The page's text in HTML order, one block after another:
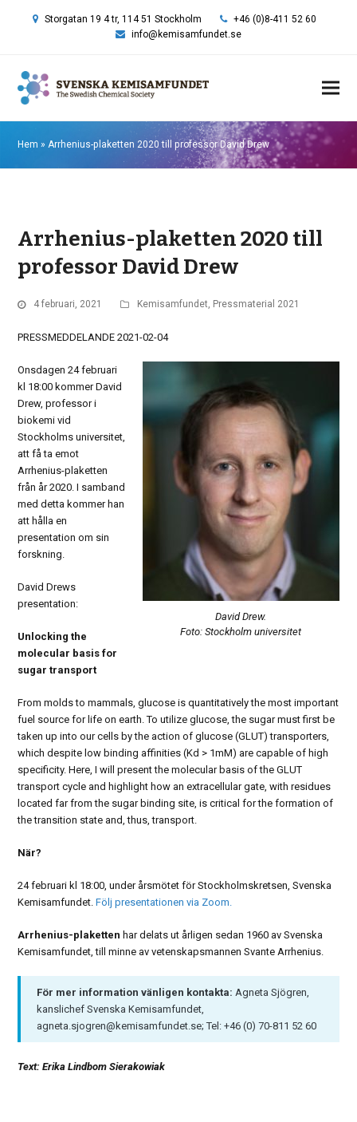
Storgatan 19 4 tr, 114 51 Stockholm
+46 (0)8-411 52 60
info@kemisamfundet.se
Hem »Arrhenius-plaketten 2020 till professor David Drew
Arrhenius-plaketten 2020 till
professor David Drew
4 februari, 2021 Kemisamfundet, Pressmaterial 2021
PRESSMEDDELANDE 2021-02-04
David Drew.
Foto: Stockholm universitet
Onsdagen 24 februari
kl 18:00 kommer David
Drew, professor i
biokemi vid
Stockholms universitet,
att få ta emot
Arrhenius-plaketten
från år 2020. I samband
med detta kommer han
att hålla en
presentation om sin
forskning.
David Drews
presentation:
Unlocking the
molecular basis for
sugar transport
From molds to mammals, glucose is quantitatively the most important
fuel source for life on earth. To utilize glucose, the sugar must first be
taken up into our cells by the action of glucose (GLUT) transporters,
which despite low binding affinities (Kd > 1mM) are capable of high
specificity. Here, I will present the molecular basis of the GLUT
transport cycle and highlight how an extracellular gate, with residues
located far from the sugar binding site, is critical for the formation of
the transition state and, thus, transport.
När?
24 februari kl 18:00, under årsmötet för Stockholmskretsen, Svenska
Kemisamfundet.Följ presentationen via Zoom.
Arrhenius-plaketten har delats ut årligen sedan 1960 av Svenska
Kemisamfundet, till minne av vetenskapsmannen Svante Arrhenius.
För mer information vänligen kontakta: Agneta Sjögren,
kanslichef Svenska Kemisamfundet,
agneta.sjogren@kemisamfundet.se; Tel: +46 (0) 70-811 52 60
Text: Erika Lindbom Sierakowiak